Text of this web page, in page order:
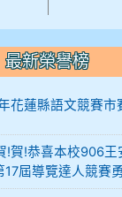
作文5
最新榮譽榜
花蓮縣語文競賽市
賀!恭喜本校906王
17屆導覽達人競賽